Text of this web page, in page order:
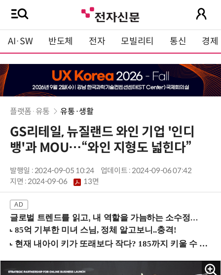
AI·SW 반도체 전자 모빌리티 통신 경제
플랫폼·유통 유통·생활
GS리테일, 뉴질랜드 와인 기업 '인디
뱅'과 MOU…“와인 지형도 넓힌다”
발행일 : 2024-09-05 10:24
업데이트 : 2024-09-06 07:42
지면 :2024-09-06 13면
글로벌 트렌드를 읽고, 내 역할을 가늠하는 소수정예 실습 워크숍 (8/28 신논현역)